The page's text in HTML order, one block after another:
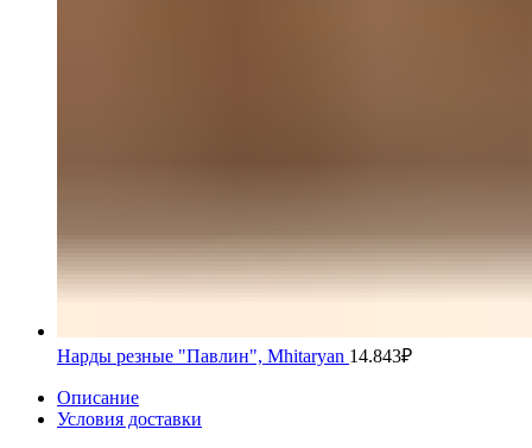
Нарды резные "Павлин", Mhitaryan 14.843₽
Описание
Условия доставки